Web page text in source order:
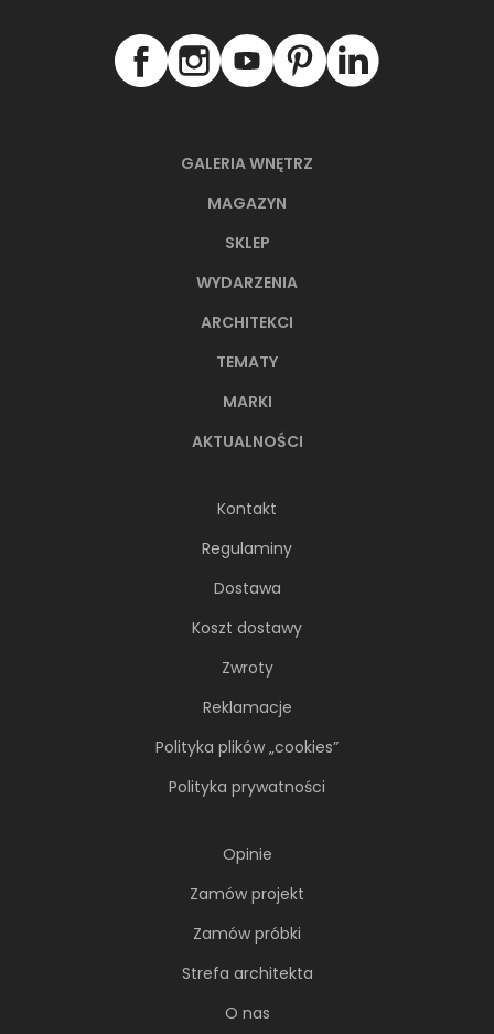
Nowa Gala Trend Stone
TS 14
Płytka uniwersalna, natura, 30x30
ZOBACZ PRODUKT
Nowa Gala
NAJNOWSZE ARTYKUŁY
przystań dla nowoczesnej
Młoda, żyjąca dynamicznie inwestorka przez
lata kursowała między światowymi
GALERIA WNĘTRZ
MAGAZYN
SKLEP
WYDARZENIA
ARCHITEKCI
TEMATY
MARKI
AKTUALNOŚCI
Kontakt
Regulaminy
Dostawa
Koszt dostawy
Zwroty
Reklamacje
Polityka plików „cookies”
Polityka prywatności
Opinie
Zamów projekt
Zamów próbki
Strefa architekta
O nas